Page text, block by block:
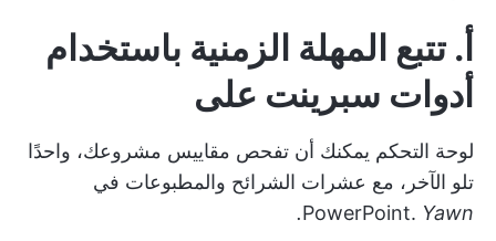
أ. تتبع المهلة الزمنية باستخدام
أدوات سبرينت على
لوحة التحكم يمكنك أن تفحص مقاييس مشروعك، واحدًا
تلو الآخر، مع عشرات الشرائح والمطبوعات في
PowerPoint. Yawn.